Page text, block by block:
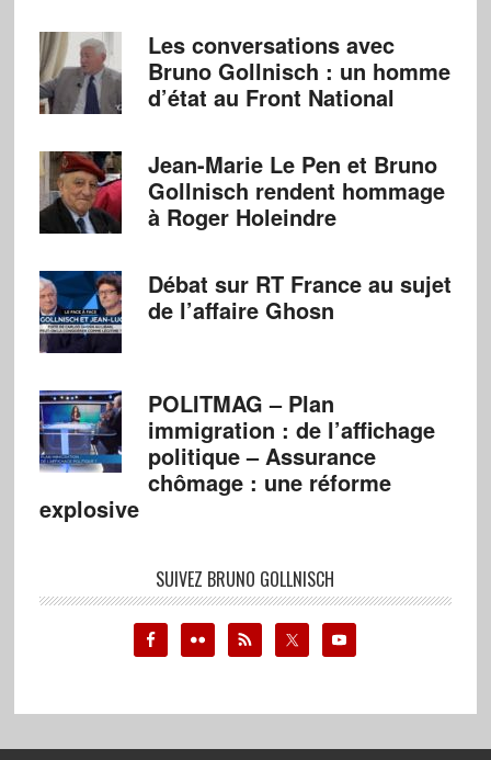
Les conversations avec
Bruno Gollnisch : un homme
d’état au Front National
Jean-Marie Le Pen et Bruno
Gollnisch rendent hommage
à Roger Holeindre
Débat sur RT France au sujet
de l’affaire Ghosn
POLITMAG – Plan
immigration : de l’affichage
politique – Assurance
chômage : une réforme
explosive
SUIVEZ BRUNO GOLLNISCH